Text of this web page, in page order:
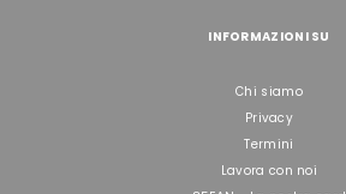
INFORMAZIONI SU
Chi siamo
Privacy
Termini
Lavora con noi